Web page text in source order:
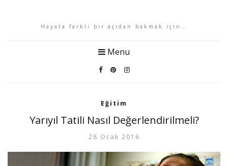
Hayata farklı bir açıdan bakmak için…
Menu
Eğitim
Yarıyıl Tatili Nasıl Değerlendirilmeli?
28 Ocak 2016